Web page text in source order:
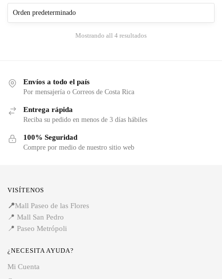
Mostrando all 4 resultados
Envíos a todo el país
Por mensajería o Correos de Costa Rica
Entrega rápida
Reciba su pedido en menos de 3 días hábiles
100% Seguridad
Compre por medio de nuestro sitio web
VISÍTENOS
📍Mall Paseo de las Flores
📍 Mall San Pedro
📍 Paseo Metrópoli
¿NECESITA AYUDA?
Mi Cuenta